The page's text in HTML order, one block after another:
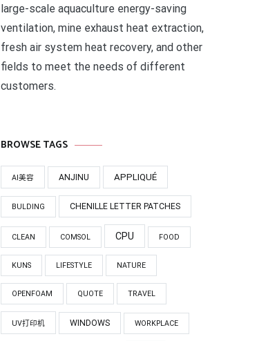
large-scale aquaculture energy-saving
ventilation, mine exhaust heat extraction,
fresh air system heat recovery, and other
fields to meet the needs of different
customers.
BROWSE TAGS
AI美容 ANJINU APPLIQUÉ
BULDING CHENILLE LETTER PATCHES
CLEAN COMSOL CPU FOOD
KUNS LIFESTYLE NATURE
OPENFOAM QUOTE TRAVEL
UV打印机 WINDOWS WORKPLACE